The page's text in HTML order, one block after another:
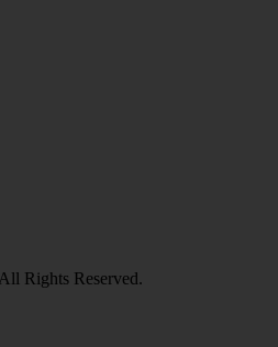
Rights Reserved.